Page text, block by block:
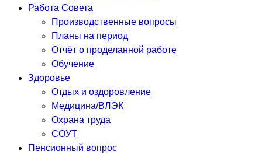
Работа Совета
Производственные вопросы
Планы на период
Отчёт о проделанной работе
Обучение
Здоровье
Отдых и оздоровление
Медицина/ВЛЭК
Охрана труда
СОУТ
Пенсионный вопрос